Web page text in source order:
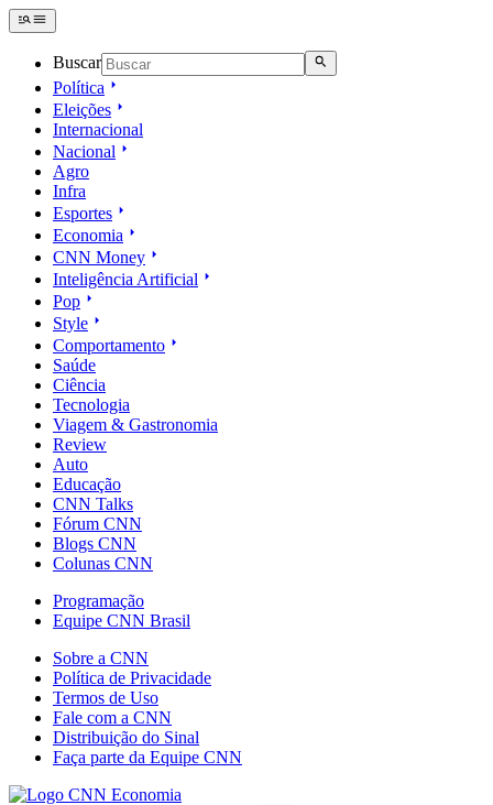
Buscar
Política
Eleições
Internacional
Nacional
Agro
Infra
Esportes
Economia
CNN Money
Inteligência Artificial
Pop
Style
Comportamento
Saúde
Ciência
Tecnologia
Viagem & Gastronomia
Review
Auto
Educação
CNN Talks
Fórum CNN
Blogs CNN
Colunas CNN
Programação
Equipe CNN Brasil
Sobre a CNN
Política de Privacidade
Termos de Uso
Fale com a CNN
Distribuição do Sinal
Faça parte da Equipe CNN